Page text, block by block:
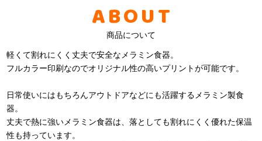
ABOUT
商品について
軽くて割れにくく丈夫で安全なメラミン食器。
フルカラー印刷なのでオリジナル性の高いプリントが可能です。
日常使いにはもちろんアウトドアなどにも活躍するメラミン製食
器。
丈夫で熱に強いメラミン食器は、落としても割れにくく優れた保温
性も持っています。